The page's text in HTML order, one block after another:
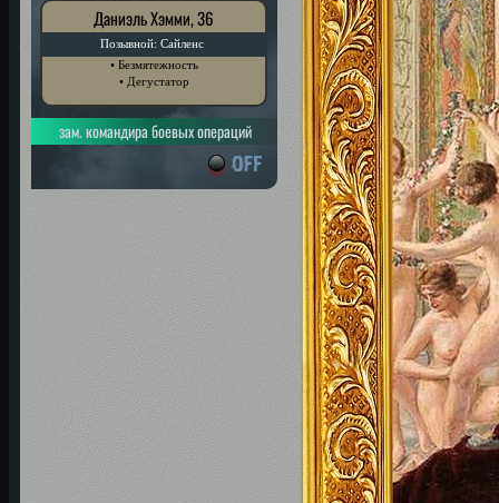
Даниэль Хэмми, 36
• Безмятежность
• Дегустатор
Позывной: Сайленс
зам. командира боевых операций